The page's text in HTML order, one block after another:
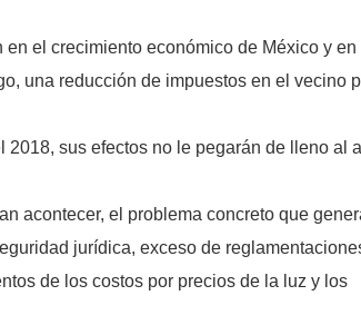
el crecimiento económico de México y en
una reducción de impuestos en el vecino
sus efectos no le pegarán de lleno al
acontecer, el problema concreto que
jurídica, exceso de
de los costos por precios de la luz y los